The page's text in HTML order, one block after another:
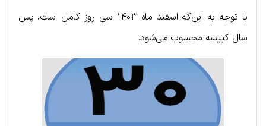
با توجه به این‌که اسفند ماه ۱۴۰۳ سی روز کامل است، پس
سال کبیسه محسوب می‌شود.